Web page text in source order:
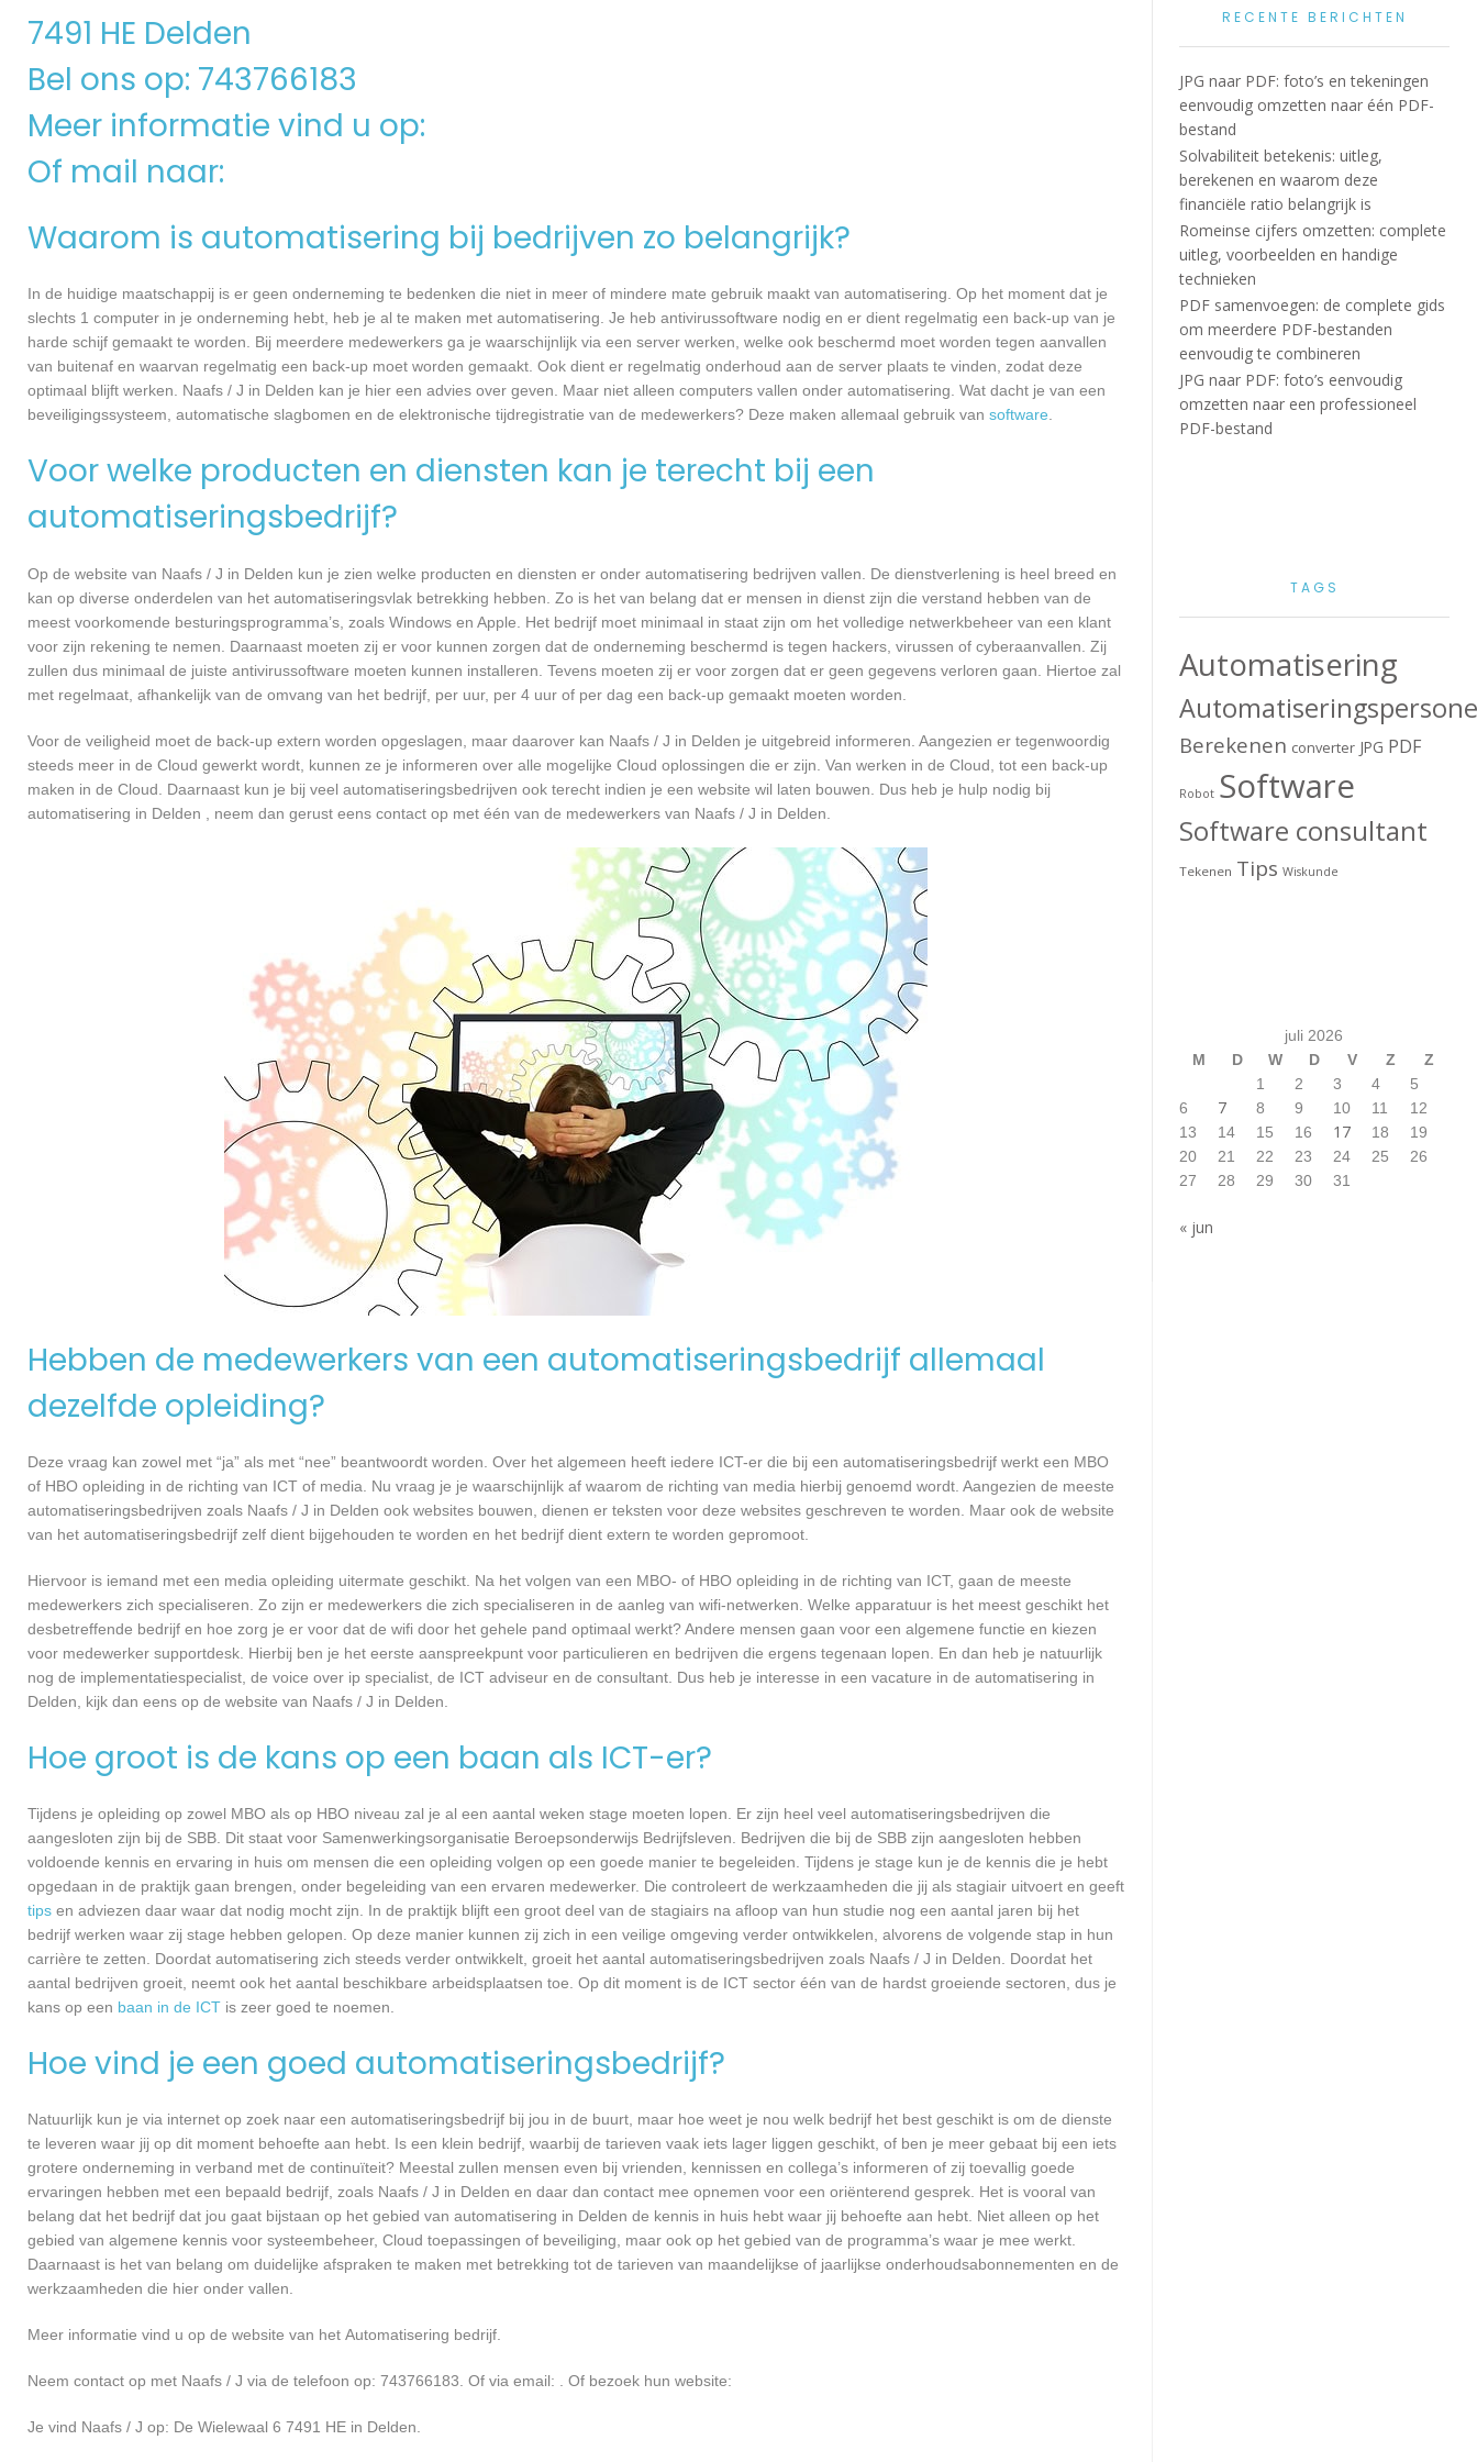
7491 HE Delden
Bel ons op: 743766183
Meer informatie vind u op:
Of mail naar:
Waarom is automatisering bij bedrijven zo belangrijk?
In de huidige maatschappij is er geen onderneming te bedenken die niet in meer of mindere mate gebruik maakt van automatisering. Op het moment dat je
slechts 1 computer in je onderneming hebt, heb je al te maken met automatisering. Je heb antivirussoftware nodig en er dient regelmatig een back-up van je
harde schijf gemaakt te worden. Bij meerdere medewerkers ga je waarschijnlijk via een server werken, welke ook beschermd moet worden tegen aanvallen
van buitenaf en waarvan regelmatig een back-up moet worden gemaakt. Ook dient er regelmatig onderhoud aan de server plaats te vinden, zodat deze
optimaal blijft werken. Naafs / J in Delden kan je hier een advies over geven. Maar niet alleen computers vallen onder automatisering. Wat dacht je van een
beveiligingssysteem, automatische slagbomen en de elektronische tijdregistratie van de medewerkers? Deze maken allemaal gebruik van software.
Voor welke producten en diensten kan je terecht bij een
automatiseringsbedrijf?
Op de website van Naafs / J in Delden kun je zien welke producten en diensten er onder automatisering bedrijven vallen. De dienstverlening is heel breed en
kan op diverse onderdelen van het automatiseringsvlak betrekking hebben. Zo is het van belang dat er mensen in dienst zijn die verstand hebben van de
meest voorkomende besturingsprogramma’s, zoals Windows en Apple. Het bedrijf moet minimaal in staat zijn om het volledige netwerkbeheer van een klant
voor zijn rekening te nemen. Daarnaast moeten zij er voor kunnen zorgen dat de onderneming beschermd is tegen hackers, virussen of cyberaanvallen. Zij
zullen dus minimaal de juiste antivirussoftware moeten kunnen installeren. Tevens moeten zij er voor zorgen dat er geen gegevens verloren gaan. Hiertoe zal
met regelmaat, afhankelijk van de omvang van het bedrijf, per uur, per 4 uur of per dag een back-up gemaakt moeten worden.
Voor de veiligheid moet de back-up extern worden opgeslagen, maar daarover kan Naafs / J in Delden je uitgebreid informeren. Aangezien er tegenwoordig
steeds meer in de Cloud gewerkt wordt, kunnen ze je informeren over alle mogelijke Cloud oplossingen die er zijn. Van werken in de Cloud, tot een back-up
maken in de Cloud. Daarnaast kun je bij veel automatiseringsbedrijven ook terecht indien je een website wil laten bouwen. Dus heb je hulp nodig bij
automatisering in Delden , neem dan gerust eens contact op met één van de medewerkers van Naafs / J in Delden.
Hebben de medewerkers van een automatiseringsbedrijf allemaal
dezelfde opleiding?
Deze vraag kan zowel met “ja” als met “nee” beantwoordt worden. Over het algemeen heeft iedere ICT-er die bij een automatiseringsbedrijf werkt een MBO
of HBO opleiding in de richting van ICT of media. Nu vraag je je waarschijnlijk af waarom de richting van media hierbij genoemd wordt. Aangezien de meeste
automatiseringsbedrijven zoals Naafs / J in Delden ook websites bouwen, dienen er teksten voor deze websites geschreven te worden. Maar ook de website
van het automatiseringsbedrijf zelf dient bijgehouden te worden en het bedrijf dient extern te worden gepromoot.
Hiervoor is iemand met een media opleiding uitermate geschikt. Na het volgen van een MBO- of HBO opleiding in de richting van ICT, gaan de meeste
medewerkers zich specialiseren. Zo zijn er medewerkers die zich specialiseren in de aanleg van wifi-netwerken. Welke apparatuur is het meest geschikt het
desbetreffende bedrijf en hoe zorg je er voor dat de wifi door het gehele pand optimaal werkt? Andere mensen gaan voor een algemene functie en kiezen
voor medewerker supportdesk. Hierbij ben je het eerste aanspreekpunt voor particulieren en bedrijven die ergens tegenaan lopen. En dan heb je natuurlijk
nog de implementatiespecialist, de voice over ip specialist, de ICT adviseur en de consultant. Dus heb je interesse in een vacature in de automatisering in
Delden, kijk dan eens op de website van Naafs / J in Delden.
Hoe groot is de kans op een baan als ICT-er?
Tijdens je opleiding op zowel MBO als op HBO niveau zal je al een aantal weken stage moeten lopen. Er zijn heel veel automatiseringsbedrijven die
aangesloten zijn bij de SBB. Dit staat voor Samenwerkingsorganisatie Beroepsonderwijs Bedrijfsleven. Bedrijven die bij de SBB zijn aangesloten hebben
voldoende kennis en ervaring in huis om mensen die een opleiding volgen op een goede manier te begeleiden. Tijdens je stage kun je de kennis die je hebt
opgedaan in de praktijk gaan brengen, onder begeleiding van een ervaren medewerker. Die controleert de werkzaamheden die jij als stagiair uitvoert en geeft
tips en adviezen daar waar dat nodig mocht zijn. In de praktijk blijft een groot deel van de stagiairs na afloop van hun studie nog een aantal jaren bij het
bedrijf werken waar zij stage hebben gelopen. Op deze manier kunnen zij zich in een veilige omgeving verder ontwikkelen, alvorens de volgende stap in hun
carrière te zetten. Doordat automatisering zich steeds verder ontwikkelt, groeit het aantal automatiseringsbedrijven zoals Naafs / J in Delden. Doordat het
aantal bedrijven groeit, neemt ook het aantal beschikbare arbeidsplaatsen toe. Op dit moment is de ICT sector één van de hardst groeiende sectoren, dus je
kans op een baan in de ICT is zeer goed te noemen.
Hoe vind je een goed automatiseringsbedrijf?
Natuurlijk kun je via internet op zoek naar een automatiseringsbedrijf bij jou in de buurt, maar hoe weet je nou welk bedrijf het best geschikt is om de dienste
te leveren waar jij op dit moment behoefte aan hebt. Is een klein bedrijf, waarbij de tarieven vaak iets lager liggen geschikt, of ben je meer gebaat bij een iets
grotere onderneming in verband met de continuïteit? Meestal zullen mensen even bij vrienden, kennissen en collega’s informeren of zij toevallig goede
ervaringen hebben met een bepaald bedrijf, zoals Naafs / J in Delden en daar dan contact mee opnemen voor een oriënterend gesprek. Het is vooral van
belang dat het bedrijf dat jou gaat bijstaan op het gebied van automatisering in Delden de kennis in huis hebt waar jij behoefte aan hebt. Niet alleen op het
gebied van algemene kennis voor systeembeheer, Cloud toepassingen of beveiliging, maar ook op het gebied van de programma’s waar je mee werkt.
Daarnaast is het van belang om duidelijke afspraken te maken met betrekking tot de tarieven van maandelijkse of jaarlijkse onderhoudsabonnementen en de
werkzaamheden die hier onder vallen.
Meer informatie vind u op de website van het Automatisering bedrijf.
Neem contact op met Naafs / J via de telefoon op: 743766183. Of via email: . Of bezoek hun website:
Je vind Naafs / J op: De Wielewaal 6 7491 HE in Delden.
RECENTE BERICHTEN
JPG naar PDF: foto’s en tekeningen
eenvoudig omzetten naar één PDF-
bestand
Solvabiliteit betekenis: uitleg,
berekenen en waarom deze
financiële ratio belangrijk is
Romeinse cijfers omzetten: complete
uitleg, voorbeelden en handige
technieken
PDF samenvoegen: de complete gids
om meerdere PDF-bestanden
eenvoudig te combineren
JPG naar PDF: foto’s eenvoudig
omzetten naar een professioneel
PDF-bestand
TAGS
Automatisering
Berekenen converter JPG PDF
Robot Software
Software consultant
Tekenen Tips Wiskunde
juli 2026
M
D W D V Z
Z
1
2 3 4
5
6
7 8 9 10 11
12
13
14 15 16 17 18
19
20
21 22 23 24 25
26
27
28 29 30 31
« jun